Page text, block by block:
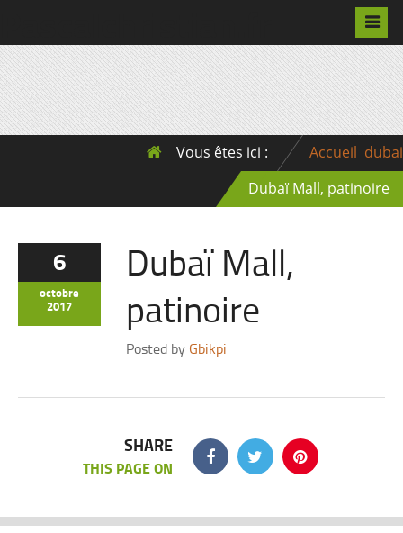
Vous êtes ici : Accueil dubai
Dubaï Mall, patinoire
6
octobre
2017
Dubaï Mall,
patinoire
Posted by Gbikpi
SHARE
THIS PAGE ON